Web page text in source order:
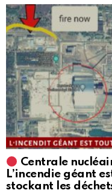
Centrale
L’incendie géant
stockant les